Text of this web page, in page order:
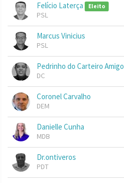
Felício Laterça Eleito
PSL
Marcus Vinicius
PSL
Pedrinho do Carteiro Amigo
DC
Coronel Carvalho
DEM
Danielle Cunha
MDB
Dr.ontiveros
PDT